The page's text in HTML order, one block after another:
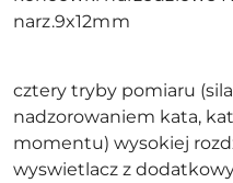
narz.9x12mm
cztery tryby pomiaru
nadzorowaniem kata,
momentu) wysokiej
wyswietlacz z